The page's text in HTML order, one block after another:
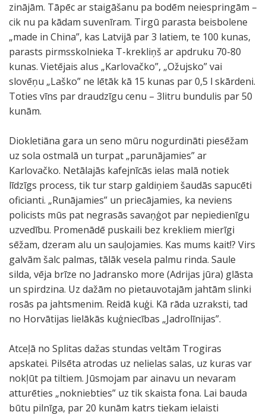
zinājām. Tāpēc ar staigāšanu pa bodēm neiespringām –
cik nu pa kādam suvenīram. Tirgū parasta beisbolene
„made in China”, kas Latvijā par 3 latiem, te 100 kunas,
parasts pirmsskolnieka T-krekliņš ar apdruku 70-80
kunas. Vietējais alus „Karlovačko”, „Ožujsko” vai
slovēņu „Laško” ne lētāk kā 15 kunas par 0,5 l skārdeni.
Toties vīns par draudzīgu cenu – 3litru bundulis par 50
kunām.
Diokletiāna gara un seno mūru nogurdināti piesēžam
uz sola ostmalā un turpat „parunājamies” ar
Karlovačko. Netālajās kafejnīcās ielas malā notiek
līdzīgs process, tik tur starp galdiņiem šaudās sapucēti
oficianti. „Runājamies” un priecājamies, ka neviens
policists mūs pat negrasās savaņģot par nepiedienīgu
uzvedību. Promenādē puskaili bez krekliem mierīgi
sēžam, dzeram alu un sauļojamies. Kas mums kait!? Virs
galvām šalc palmas, tālāk vesela palmu rinda. Saule
silda, vēja brīze no Jadransko more (Adrijas jūra) glāsta
un spirdzina. Uz dažām no pietauvotajām jahtām slinki
rosās pa jahtsmenim. Reidā kuģi. Kā rāda uzraksti, tad
no Horvātijas lielākās kuģniecības „Jadrolīnijas”.
Atceļā no Splitas dažas stundas veltām Trogiras
apskatei. Pilsēta atrodas uz nelielas salas, uz kuras var
nokļūt pa tiltiem. Jūsmojam par ainavu un nevaram
atturēties „nokniebties” uz tik skaista fona. Lai bauda
būtu pilnīga, par 20 kunām katrs tiekam ielaisti